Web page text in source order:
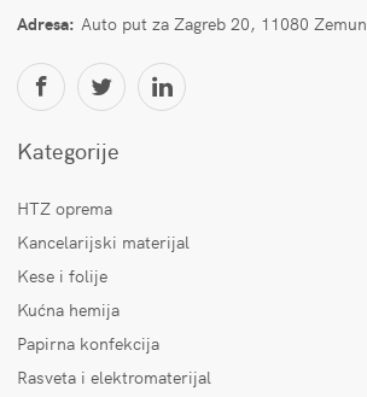
Adresa: Auto put za Zagreb 20, 11080 Zemun
Kategorije
HTZ oprema
Kancelarijski materijal
Kese i folije
Kućna hemija
Papirna konfekcija
Rasveta i elektromaterijal